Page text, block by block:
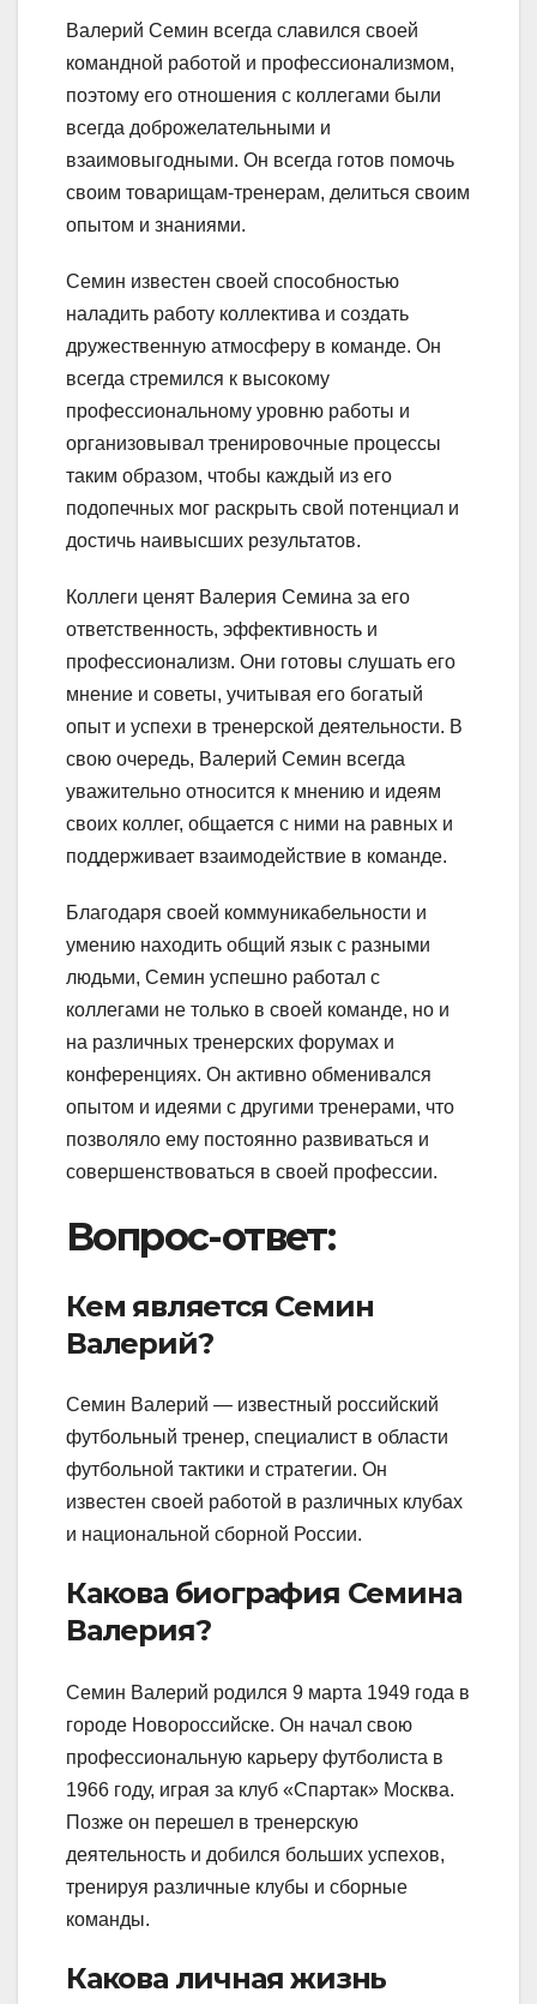
Валерий Семин всегда славился своей
командной работой и профессионализмом,
поэтому его отношения с коллегами были
всегда доброжелательными и
взаимовыгодными. Он всегда готов помочь
своим товарищам-тренерам, делиться своим
опытом и знаниями.
Семин известен своей способностью
наладить работу коллектива и создать
дружественную атмосферу в команде. Он
всегда стремился к высокому
профессиональному уровню работы и
организовывал тренировочные процессы
таким образом, чтобы каждый из его
подопечных мог раскрыть свой потенциал и
достичь наивысших результатов.
Коллеги ценят Валерия Семина за его
ответственность, эффективность и
профессионализм. Они готовы слушать его
мнение и советы, учитывая его богатый
опыт и успехи в тренерской деятельности. В
свою очередь, Валерий Семин всегда
уважительно относится к мнению и идеям
своих коллег, общается с ними на равных и
поддерживает взаимодействие в команде.
Благодаря своей коммуникабельности и
умению находить общий язык с разными
людьми, Семин успешно работал с
коллегами не только в своей команде, но и
на различных тренерских форумах и
конференциях. Он активно обменивался
опытом и идеями с другими тренерами, что
позволяло ему постоянно развиваться и
совершенствоваться в своей профессии.
Вопрос-ответ:
Кем является Семин
Валерий?
Семин Валерий — известный российский
футбольный тренер, специалист в области
футбольной тактики и стратегии. Он
известен своей работой в различных клубах
и национальной сборной России.
Какова биография Семина
Валерия?
Семин Валерий родился 9 марта 1949 года в
городе Новороссийске. Он начал свою
профессиональную карьеру футболиста в
1966 году, играя за клуб «Спартак» Москва.
Позже он перешел в тренерскую
деятельность и добился больших успехов,
тренируя различные клубы и сборные
команды.
Какова личная жизнь